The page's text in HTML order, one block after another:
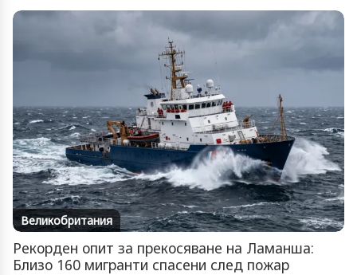
Великобритания
Рекорден опит за прекосяване на Ламанша:
Близо 160 мигранти спасени след пожар